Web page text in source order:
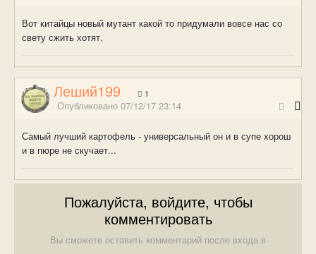
Вот китайцы новый мутант какой то придумали вовсе нас со
свету сжить хотят.
Леший199 1
Опубликовано 07/12/17 23:14
Самый лучший картофель - универсальный он и в супе хорош
и в пюре не скучает...
Пожалуйста, войдите, чтобы
комментировать
Вы сможете оставить комментарий после входа в